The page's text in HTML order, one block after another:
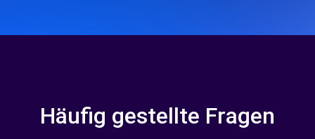
Häufig gestellte Fragen